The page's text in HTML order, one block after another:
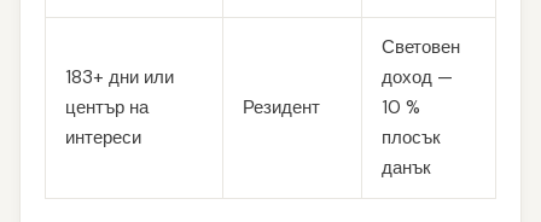
183+ дни или
център на
интереси
Резидент
Световен
доход —
10 %
плосък
данък